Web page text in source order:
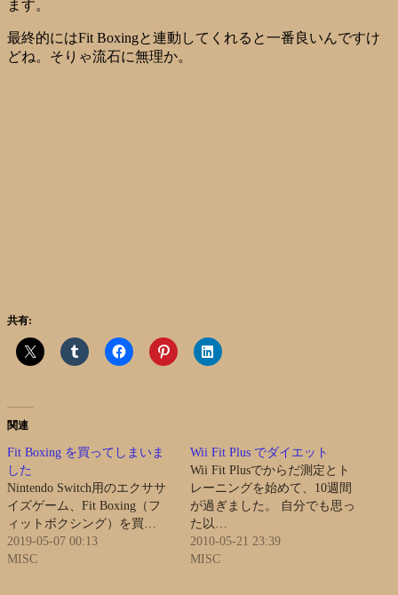
ます。
最終的にはFit Boxingと連動してくれると一番良いんですけ
どね。そりゃ流石に無理か。
共有:
関連
Fit Boxing を買ってしまいま
した
Nintendo Switch用のエクササ
イズゲーム、Fit Boxing（フ
ィットボクシング）を買…
2019-05-07 00:13
MISC
Wii Fit Plus でダイエット
Wii Fit Plusでからだ測定とト
レーニングを始めて、10週間
が過ぎました。 自分でも思っ
た以…
2010-05-21 23:39
MISC